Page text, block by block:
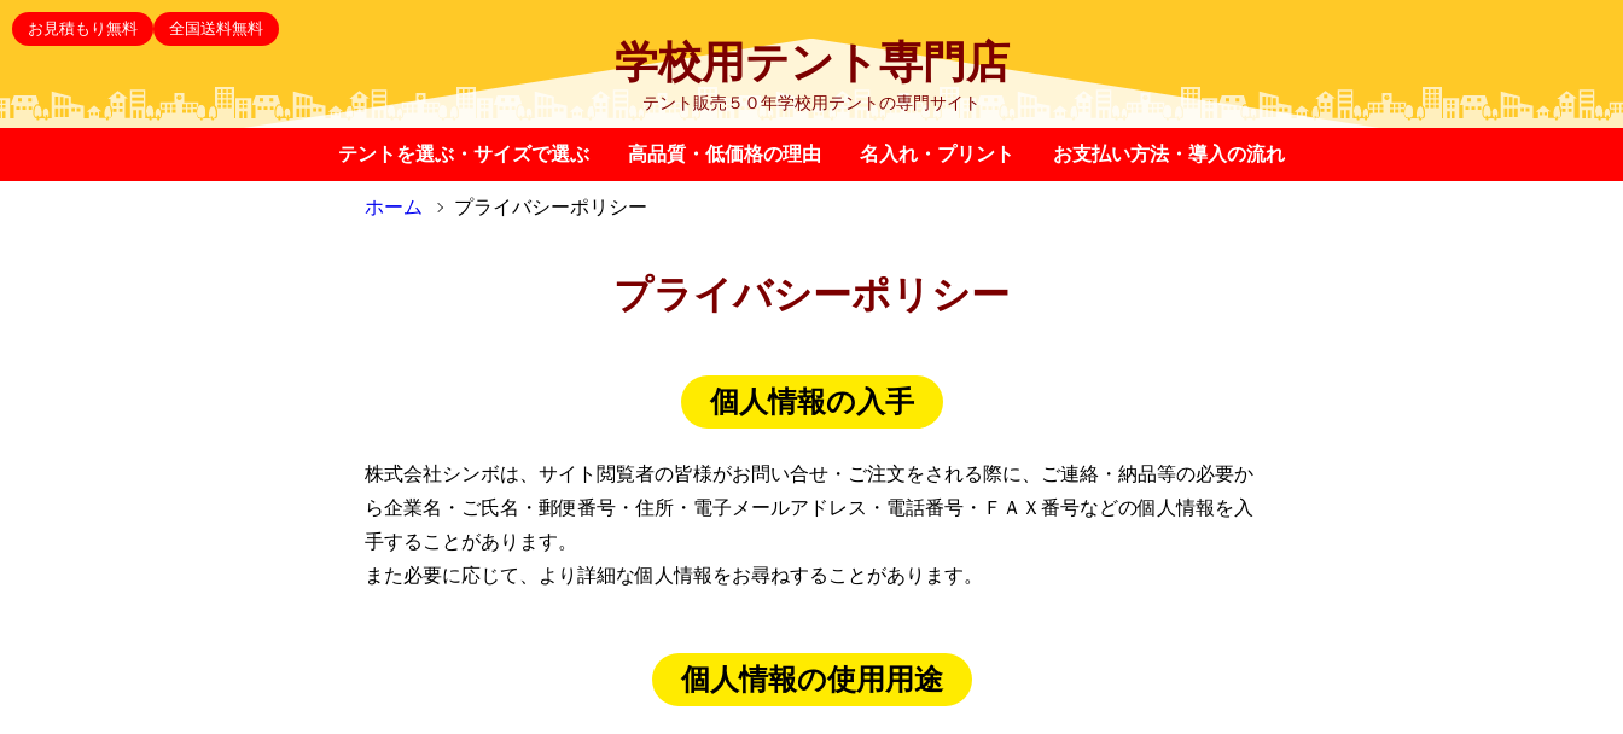
お見積もり無料 全国送料無料
学校用テント専門店
テント販売５０年学校用テントの専門サイト
テントを選ぶ・サイズで選ぶ 高品質・低価格の理由 名入れ・プリント お支払い方法・導入の流れ
ホーム プライバシーポリシー
プライバシーポリシー
個人情報の入手
株式会社シンボは、サイト閲覧者の皆様がお問い合せ・ご注文をされる際に、ご連絡・納品等の必要か
ら企業名・ご氏名・郵便番号・住所・電子メールアドレス・電話番号・ＦＡＸ番号などの個人情報を入
手することがあります。
また必要に応じて、より詳細な個人情報をお尋ねすることがあります。
個人情報の使用用途